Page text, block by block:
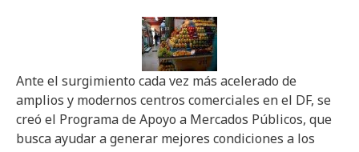
Ante el surgimiento cada vez más acelerado de
amplios y modernos centros comerciales en el DF, se
creó el Programa de Apoyo a Mercados Públicos, que
busca ayudar a generar mejores condiciones a los